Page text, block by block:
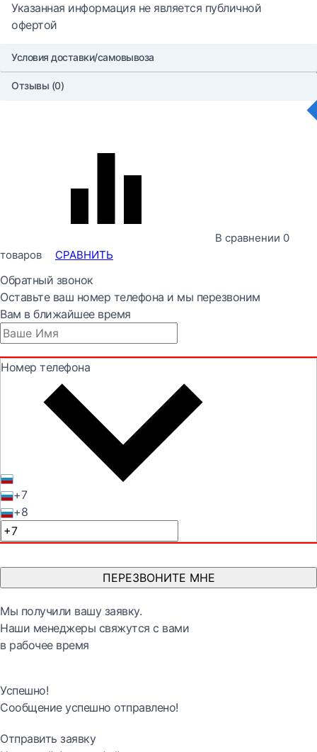
Указанная информация не является публичной
офертой
Условия доставки/самовывоза
Отзывы (0)
В сравнении 0
товаров
СРАВНИТЬ
Обратный звонок
Оставьте ваш номер телефона и мы перезвоним
Вам в ближайшее время
Номер телефона
+7
+8
ПЕРЕЗВОНИТЕ МНЕ
Мы получили вашу заявку.
Наши менеджеры свяжутся с вами
в рабочее время
Успешно!
Сообщение успешно отправлено!
Отправить заявку